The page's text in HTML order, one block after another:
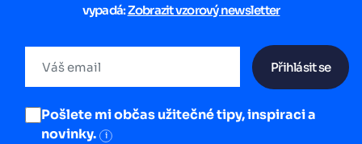
vypadá:Zobrazit vzorový newsletter
Přihlásit se
Pošlete mi občas užitečné tipy, inspiraci a
novinky.
i